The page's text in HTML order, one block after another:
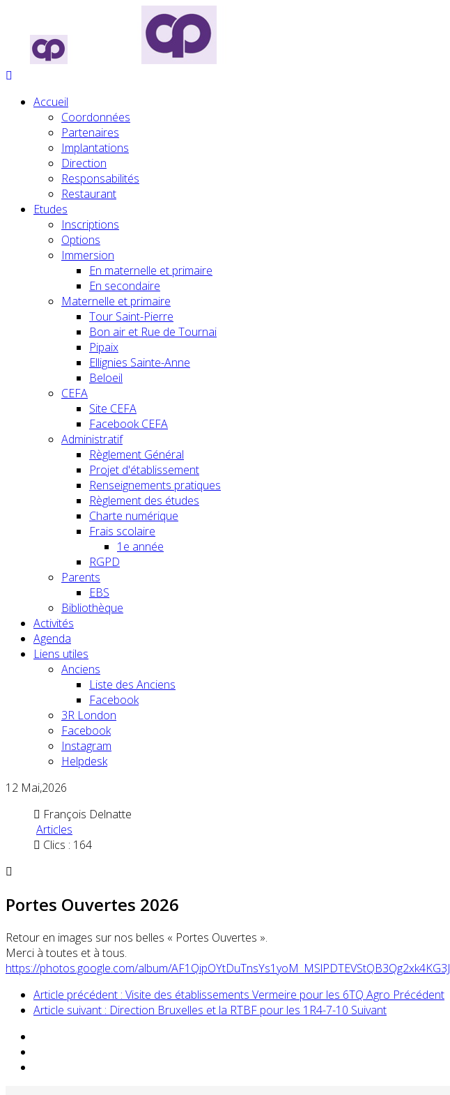
Accueil
Coordonnées
Partenaires
Implantations
Direction
Responsabilités
Restaurant
Etudes
Inscriptions
Options
Immersion
En maternelle et primaire
En secondaire
Maternelle et primaire
Tour Saint-Pierre
Bon air et Rue de Tournai
Pipaix
Ellignies Sainte-Anne
Beloeil
CEFA
Site CEFA
Facebook CEFA
Administratif
Règlement Général
Projet d'établissement
Renseignements pratiques
Règlement des études
Charte numérique
Frais scolaire
1e année
RGPD
Parents
EBS
Bibliothèque
Activités
Agenda
Liens utiles
Anciens
Liste des Anciens
Facebook
3R London
Facebook
Instagram
Helpdesk
12 Mai,2026
François Delnatte
Articles
Clics : 164
Portes Ouvertes 2026
Retour en images sur nos belles « Portes Ouvertes ».
Merci à toutes et à tous.
https://photos.google.com/album/AF1QipOYtDuTnsYs1yoM_MSlPDTEVStQB3Qg2xk4KG3J
Article précédent : Visite des établissements Vermeire pour les 6TQ Agro Précédent
Article suivant : Direction Bruxelles et la RTBF pour les 1R4-7-10 Suivant